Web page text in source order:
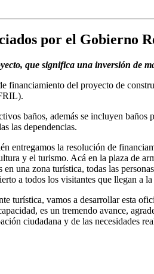
por el Gobierno
que significa una inversión de
del proyecto de
baños, además se incluyen baños
las dependencias.
entregamos la resolución de
y el turismo. Acá en la plaza de
una zona turística, todas las
a todos los visitantes que llegan a la
turística, vamos a desarrollar esta
es un tremendo avance,
ciudadana y de las necesidades